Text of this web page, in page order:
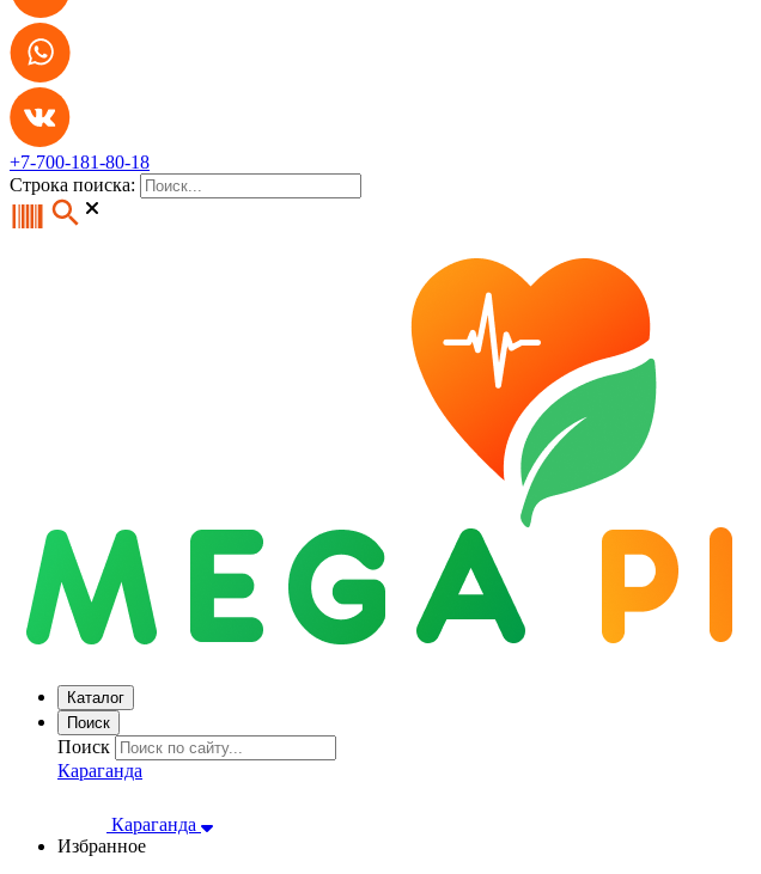
+7-700-181-80-18
Строка поиска:
Каталог
Поиск
Поиск
Караганда
Караганда
Избранное